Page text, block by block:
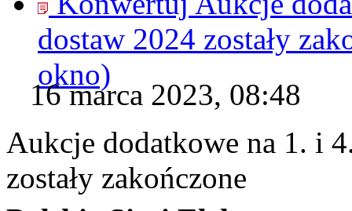
dostaw 2024 zostały
okno)
16 marca 2023, 08:48
Aukcje dodatkowe na 1. i
zostały zakończone